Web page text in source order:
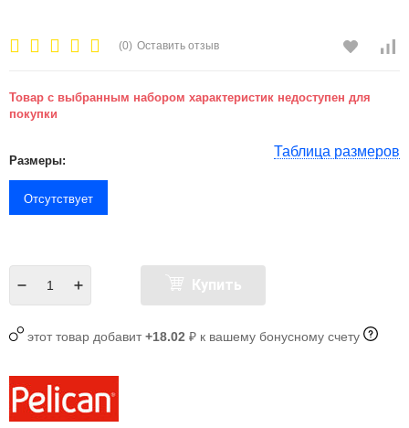
(0) Оставить отзыв
Товар с выбранным набором характеристик недоступен для
покупки
Таблица размеров
Размеры:
Отсутствует
Купить
этот товар добавит+18.02 ₽ к вашему бонусному счету